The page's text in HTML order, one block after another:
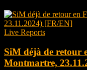
Live Reports
SiM déjà de retour
Montmartre,